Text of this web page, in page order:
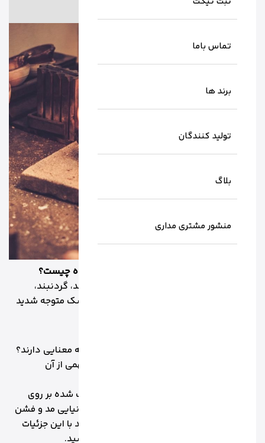
تماس باما
برند ها
تولید کنندگان
بلاگ
منشور مشتری مداری
کد طلا و حروف حک شده روی طلا نشان دهنده چیست؟
اگر تا به حال به مصنوعات طلایتان نظیر دستبند، گردنبند،
انگشتر و النگوهایتان توجه کرده باشید، بی شک متوجه شدید
تا به حال فکر کرده اید که این اعداد وحروف چه معنایی دارند؟
باید بدانید که این اعداد، اطلاعات و مفاهیم مهمی از آن
در این مقاله به بررسی تمام اعداد و حروف حک شده بر روی
مصنوعات طلا می پردازیم..... اگر شما هم به دنیایی مد و فشن
مصنوعات و متعلقات طلا علاقه مندید می توانید با این جزئیات
حروف و کدها آشنا شوید، با بنک طلا همراه باشید.